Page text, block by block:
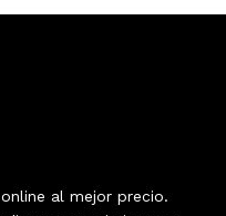
al mejor precio.